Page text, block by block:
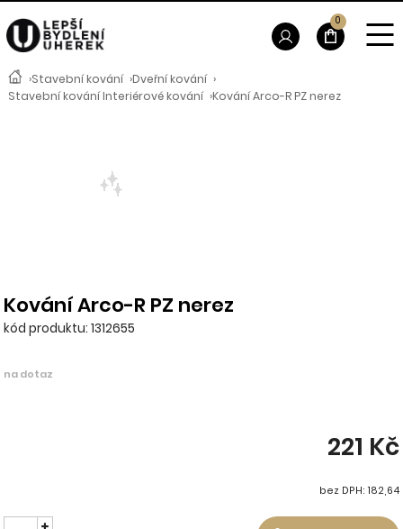
›Stavební kování ›Dveřní kování ›
Stavební kování Interiérové kování ›Kování Arco-R PZ nerez
Kování Arco-R PZ nerez
kód produktu: 1312655
na dotaz
221 Kč
bez DPH: 182,64
0